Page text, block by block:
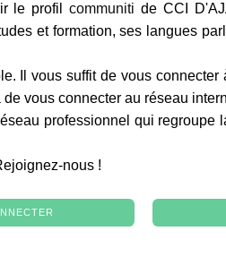
le profilcommuniti de CCI
et formation, ses langues
Il vous suffit de vous
vous connecter au réseau
professionnel qui regroupe
nous !